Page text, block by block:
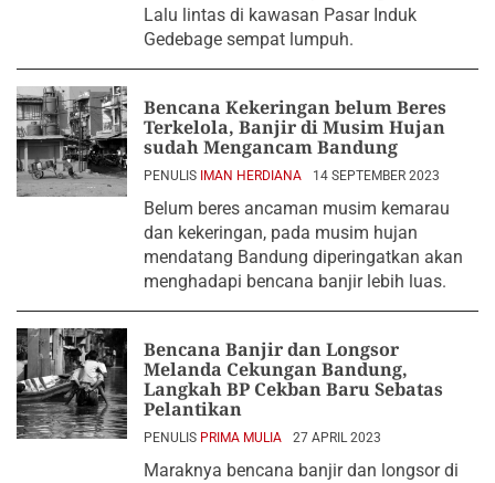
Lalu lintas di kawasan Pasar Induk
Gedebage sempat lumpuh.
Bencana Kekeringan belum Beres
Terkelola, Banjir di Musim Hujan
sudah Mengancam Bandung
PENULIS IMAN HERDIANA 14 SEPTEMBER 2023
Belum beres ancaman musim kemarau
dan kekeringan, pada musim hujan
mendatang Bandung diperingatkan akan
menghadapi bencana banjir lebih luas.
Bencana Banjir dan Longsor
Melanda Cekungan Bandung,
Langkah BP Cekban Baru Sebatas
Pelantikan
PENULIS PRIMA MULIA 27 APRIL 2023
Maraknya bencana banjir dan longsor di